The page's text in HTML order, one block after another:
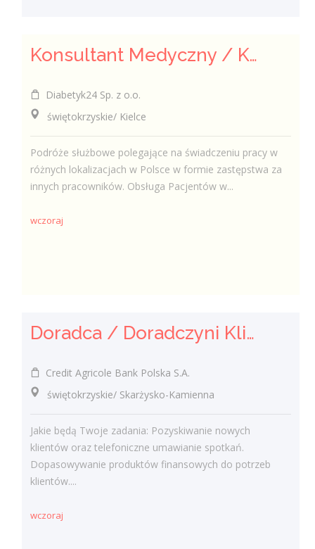
Konsultant Medyczny / Konsultantka Medyczna w sklepie medycznym (Fizjoterapeuta, Technik farmaceutyczny, Technik ortopeda)
Diabetyk24 Sp. z o.o.
świętokrzyskie/ Kielce
Podróże służbowe polegające na świadczeniu pracy w
różnych lokalizacjach w Polsce w formie zastępstwa za
innych pracowników. Obsługa Pacjentów w...
wczoraj
Doradca / Doradczyni Klienta
Credit Agricole Bank Polska S.A.
świętokrzyskie/ Skarżysko-Kamienna
Jakie będą Twoje zadania: Pozyskiwanie nowych
klientów oraz telefoniczne umawianie spotkań.
Dopasowywanie produktów finansowych do potrzeb
klientów....
wczoraj